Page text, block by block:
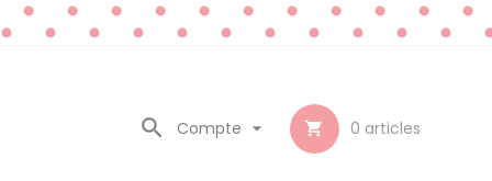
 0 articles
Compte 
